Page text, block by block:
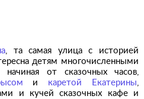
, та самая улица с историей
детям многочисленными
начиная от сказочных часов,
и каретой Екатерины,
и кучей сказочных кафе и